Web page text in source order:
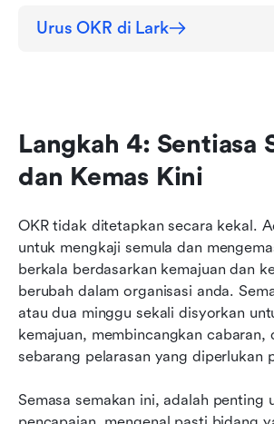
Urus OKR di Lark
Langkah 4: Sentiasa
dan Kemas Kini
OKR tidak ditetapkan secara kekal.
untuk mengkaji semula dan
berkala berdasarkan kemajuan dan
berubah dalam organisasi anda.
atau dua minggu sekali disyorkan
kemajuan, membincangkan cabaran,
sebarang pelarasan yang diperlukan
Semasa semakan ini, adalah penting